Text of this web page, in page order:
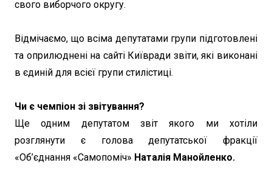
свого виборчого округу.
Відмічаємо, що всіма депутатами групи підготовлені
та оприлюднені на сайті Київради звіти, які виконані
в єдиній для всієї групи стилістиці.
Чи є чемпіон зі звітування?
Ще одним депутатом звіт якого ми хотіли
розглянути є голова депутатської фракції
«Об’єднання «Самопоміч» Наталія Манойленко.